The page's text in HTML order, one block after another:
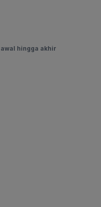
hingga akhir